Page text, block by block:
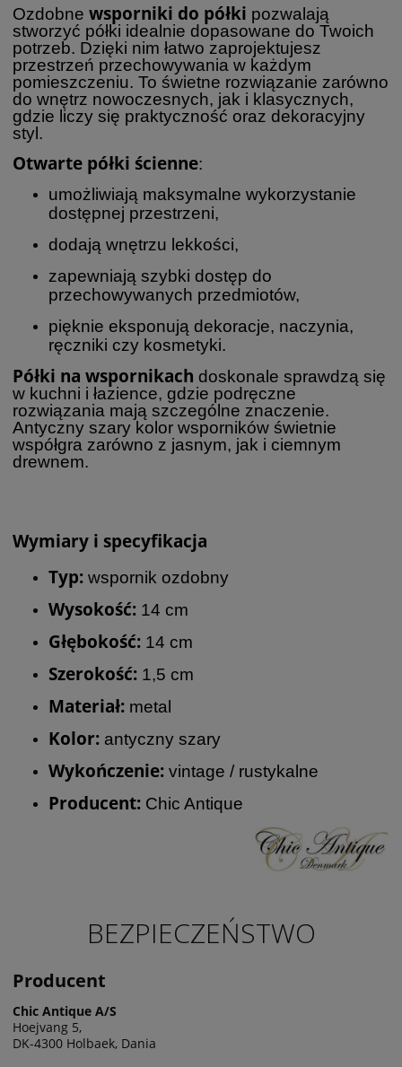
Ozdobne wsporniki do półki pozwalają
stworzyć półki idealnie dopasowane do Twoich
potrzeb. Dzięki nim łatwo zaprojektujesz
przestrzeń przechowywania w każdym
pomieszczeniu. To świetne rozwiązanie zarówno
do wnętrz nowoczesnych, jak i klasycznych,
gdzie liczy się praktyczność oraz dekoracyjny
styl.
Otwarte półki ścienne:
umożliwiają maksymalne wykorzystanie
dostępnej przestrzeni,
dodają wnętrzu lekkości,
zapewniają szybki dostęp do
przechowywanych przedmiotów,
pięknie eksponują dekoracje, naczynia,
ręczniki czy kosmetyki.
Półki na wspornikach doskonale sprawdzą się
w kuchni i łazience, gdzie podręczne
rozwiązania mają szczególne znaczenie.
Antyczny szary kolor wsporników świetnie
współgra zarówno z jasnym, jak i ciemnym
drewnem.
Wymiary i specyfikacja
Typ: wspornik ozdobny
Wysokość: 14 cm
Głębokość: 14 cm
Szerokość: 1,5 cm
Materiał: metal
Kolor: antyczny szary
Wykończenie: vintage / rustykalne
Producent: Chic Antique
BEZPIECZEŃSTWO
Producent
Chic Antique A/S
Hoejvang 5,
DK-4300 Holbaek, Dania